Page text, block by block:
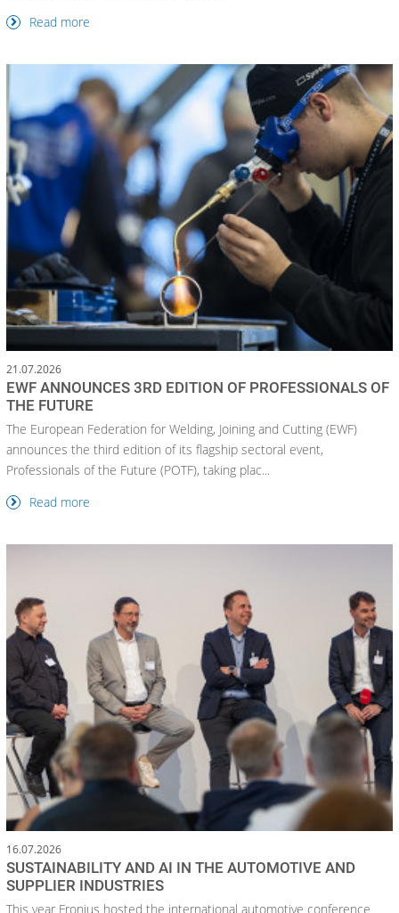
Read more
21.07.2026
EWF ANNOUNCES 3RD EDITION OF PROFESSIONALS OF
THE FUTURE
The European Federation for Welding, Joining and Cutting (EWF)
announces the third edition of its flagship sectoral event,
Professionals of the Future (POTF), taking plac...
Read more
16.07.2026
SUSTAINABILITY AND AI IN THE AUTOMOTIVE AND
SUPPLIER INDUSTRIES
This year Fronius hosted the international automotive conference